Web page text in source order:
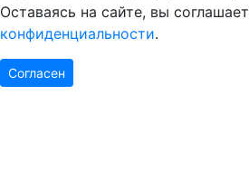
Оставаясь на сайте, вы
конфиденциальности.
Согласен